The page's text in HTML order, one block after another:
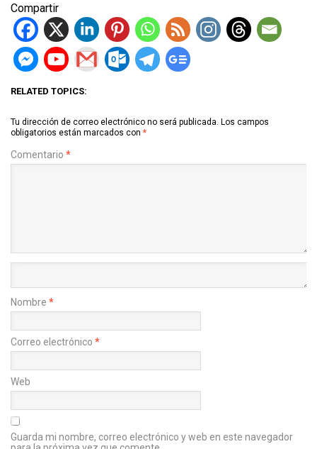
Compartir
RELATED TOPICS:
Tu dirección de correo electrónico no será publicada. Los campos
obligatorios están marcados con *
Comentario *
Nombre *
Correo electrónico *
Web
Guarda mi nombre, correo electrónico y web en este navegador